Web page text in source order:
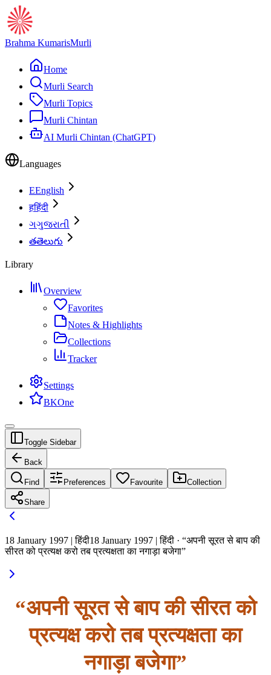
Brahma KumarisMurli
Home
Murli Search
Murli Topics
Murli Chintan
AI Murli Chintan (ChatGPT)
Languages
EEnglish
हहिंदी
ગગુજરાતી
తతెలుగు
Library
Overview
Favorites
Notes & Highlights
Collections
Tracker
Settings
BKOne
Toggle Sidebar
Back
Find Preferences Favourite Collection
Share
18 January 1997 | हिंदी18 January 1997 | हिंदी · “अपनी सूरत से बाप की
सीरत को प्रत्यक्ष करो तब प्रत्यक्षता का नगाड़ा बजेगा”
“अपनी सूरत से बाप की सीरत को
प्रत्यक्ष करो तब प्रत्यक्षता का
नगाड़ा बजेगा”